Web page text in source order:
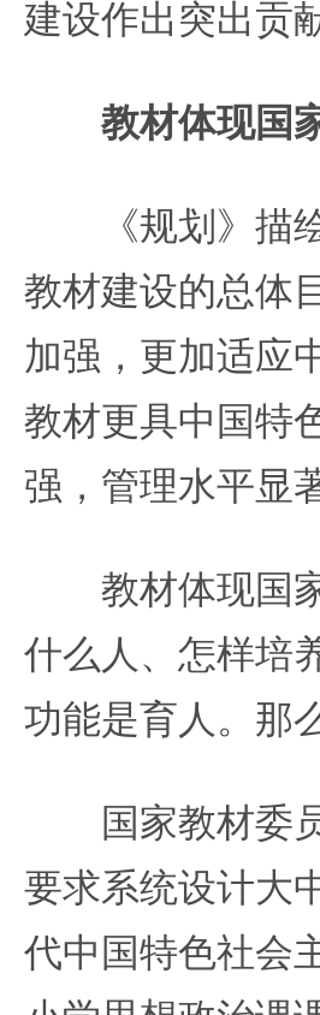
建设作出突出贡
教材体现国家
《规划》描绘
教材建设的总体
加强，更加适应
教材更具中国特
强，管理水平显
教材体现国家
什么人、怎样培
功能是育人。那
国家教材委员
要求系统设计大
代中国特色社会